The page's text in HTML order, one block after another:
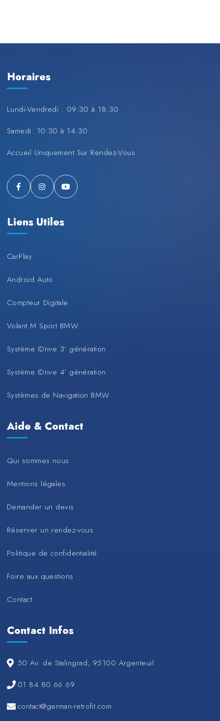
Horaires
Lundi-Vendredi : 09:30 à 18:30
Samedi: 10:30 à 14:30
Accueil Uniquement Sur Rendez-Vous
Liens Utiles
CarPlay
Android Auto
Compteur Digitale
Volant M Sport BMW
Système IDrive 3’ génération
Système IDrive 4’ génération
Systèmes de Navigation BMW
Aide & Contact
Qui sommes nous
Mentions légales
Demander un devis
Réserver un rendez-vous
Politique de confidentialité
Foire aux questions
Contact
Contact Infos
50 Av. de Stalingrad, 95100 Argenteuil
01 84 80 66 69
contact@german-retrofit.com